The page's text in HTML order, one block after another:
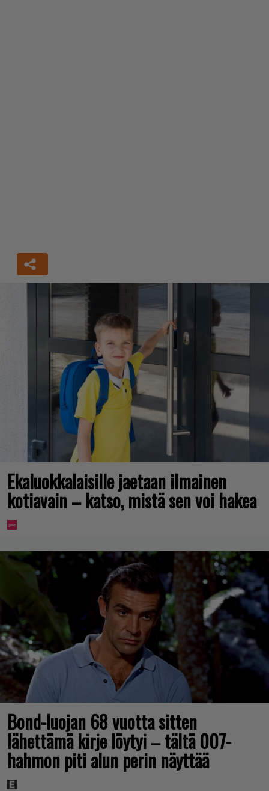
Ekaluokkalaisille jaetaan ilmainen
kotiavain – katso, mistä sen voi hakea
Bond-luojan 68 vuotta sitten
lähettämä kirje löytyi – tältä 007-
hahmon piti alun perin näyttää